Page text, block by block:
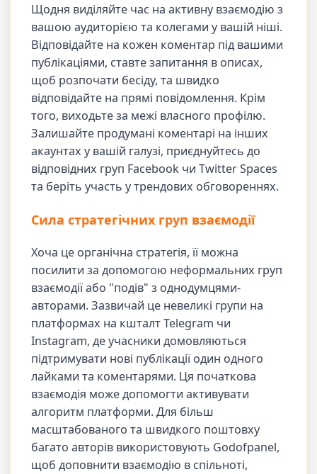
Щодня виділяйте час на активну взаємодію з
вашою аудиторією та колегами у вашій ніші.
Відповідайте на кожен коментар під вашими
публікаціями, ставте запитання в описах,
щоб розпочати бесіду, та швидко
відповідайте на прямі повідомлення. Крім
того, виходьте за межі власного профілю.
Залишайте продумані коментарі на інших
акаунтах у вашій галузі, приєднуйтесь до
відповідних груп Facebook чи Twitter Spaces
та беріть участь у трендових обговореннях.
Сила стратегічних груп взаємодії
Хоча це органічна стратегія, її можна
посилити за допомогою неформальних груп
взаємодії або "подів" з однодумцями-
авторами. Зазвичай це невеликі групи на
платформах на кшталт Telegram чи
Instagram, де учасники домовляються
підтримувати нові публікації один одного
лайками та коментарями. Ця початкова
взаємодія може допомогти активувати
алгоритм платформи. Для більш
масштабованого та швидкого поштовху
багато авторів використовують Godofpanel,
щоб доповнити взаємодію в спільноті,